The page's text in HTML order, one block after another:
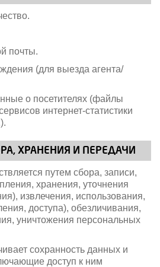
почты.
(для выезда агента/
о посетителях (файлы
интернет-статистики
ХРАНЕНИЯ И ПЕРЕДАЧИ
путем сбора, записи,
хранения, уточнения
извлечения, использования,
доступа), обезличивания,
уничтожения персональных
сохранность данных и
доступ к ним